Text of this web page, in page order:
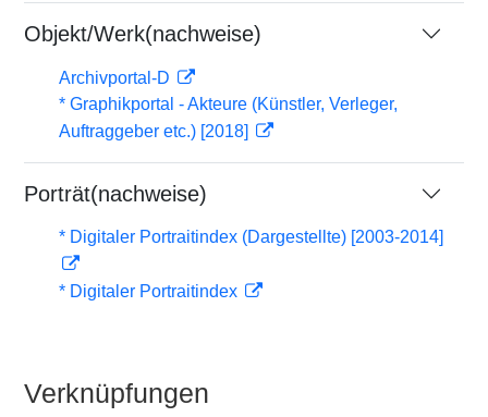
Objekt/Werk(nachweise)
Archivportal-D
* Graphikportal - Akteure (Künstler, Verleger,
Auftraggeber etc.) [2018]
Porträt(nachweise)
* Digitaler Portraitindex (Dargestellte) [2003-2014]
* Digitaler Portraitindex
Verknüpfungen